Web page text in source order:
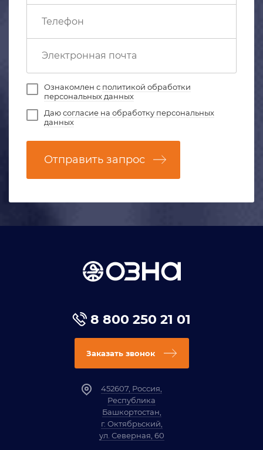
Ознакомлен с политикой обработки
персональных данных
Даюсогласие на обработку персональных
данных
Отправить запрос
8 800 250 21 01
Заказать звонок
452607, Россия,
Республика
Башкортостан,
г. Октябрьский,
ул. Северная, 60